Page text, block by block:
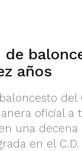
de
años
oficial
una
en el